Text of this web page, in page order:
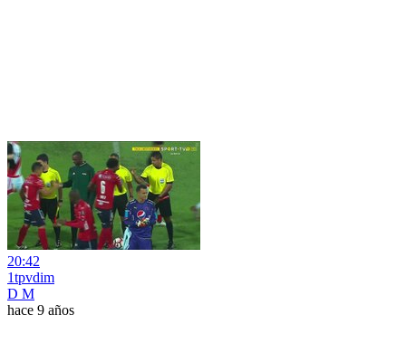
20:42
1tpvdim
D M
hace 9 años